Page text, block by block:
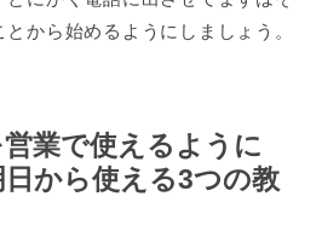
から始めるようにしましょう。
業で使えるように
から使える3つの教